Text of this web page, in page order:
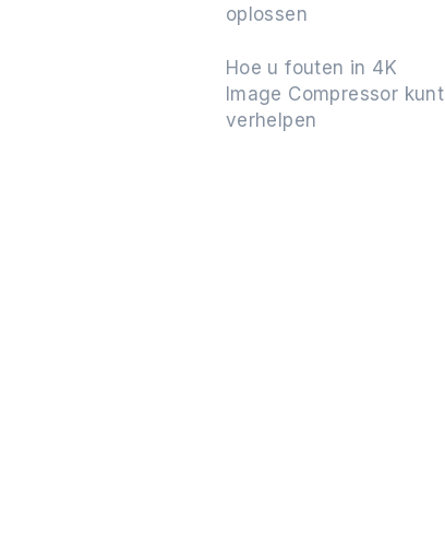
oplossen
Hoe u fouten in 4K
Image Compressor kunt
verhelpen